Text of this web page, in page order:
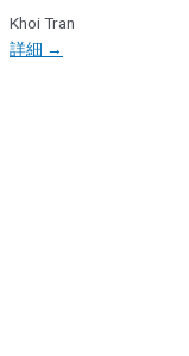
Khoi Tran
詳細 →